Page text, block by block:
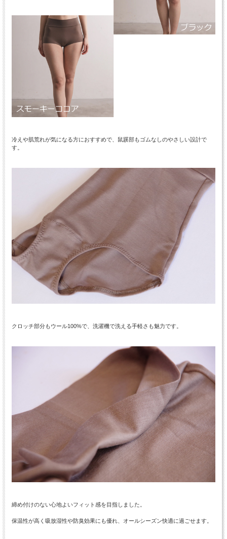
冷えや肌荒れが気になる方におすすめで、鼠蹊部もゴムなしのやさしい設計で
す。
クロッチ部分もウール100%で、洗濯機で洗える手軽さも魅力です。
締め付けのない心地よいフィット感を目指しました。
保温性が高く吸放湿性や防臭効果にも優れ、オールシーズン快適に過ごせます。